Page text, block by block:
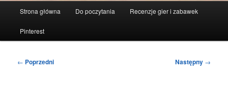
Strona główna Do poczytania Recenzje gier i zabawek
Pinterest
Nawigacja
← Poprzedni Następny →